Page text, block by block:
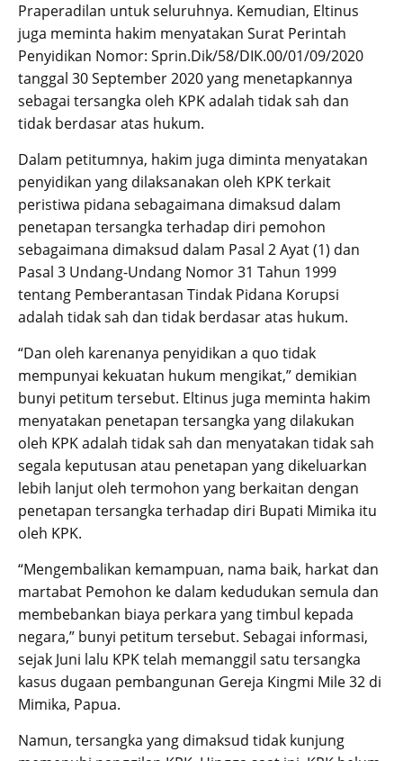
Praperadilan untuk seluruhnya. Kemudian, Eltinus
juga meminta hakim menyatakan Surat Perintah
Penyidikan Nomor: Sprin.Dik/58/DIK.00/01/09/2020
tanggal 30 September 2020 yang menetapkannya
sebagai tersangka oleh KPK adalah tidak sah dan
tidak berdasar atas hukum.
Dalam petitumnya, hakim juga diminta menyatakan
penyidikan yang dilaksanakan oleh KPK terkait
peristiwa pidana sebagaimana dimaksud dalam
penetapan tersangka terhadap diri pemohon
sebagaimana dimaksud dalam Pasal 2 Ayat (1) dan
Pasal 3 Undang-Undang Nomor 31 Tahun 1999
tentang Pemberantasan Tindak Pidana Korupsi
adalah tidak sah dan tidak berdasar atas hukum.
“Dan oleh karenanya penyidikan a quo tidak
mempunyai kekuatan hukum mengikat,” demikian
bunyi petitum tersebut. Eltinus juga meminta hakim
menyatakan penetapan tersangka yang dilakukan
oleh KPK adalah tidak sah dan menyatakan tidak sah
segala keputusan atau penetapan yang dikeluarkan
lebih lanjut oleh termohon yang berkaitan dengan
penetapan tersangka terhadap diri Bupati Mimika itu
oleh KPK.
“Mengembalikan kemampuan, nama baik, harkat dan
martabat Pemohon ke dalam kedudukan semula dan
membebankan biaya perkara yang timbul kepada
negara,” bunyi petitum tersebut. Sebagai informasi,
sejak Juni lalu KPK telah memanggil satu tersangka
kasus dugaan pembangunan Gereja Kingmi Mile 32 di
Mimika, Papua.
Namun, tersangka yang dimaksud tidak kunjung